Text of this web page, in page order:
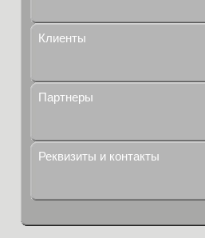
Клиенты
Партнеры
Реквизиты и контакты